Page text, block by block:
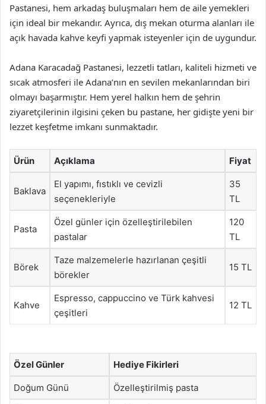
Pastanesi, hem arkadaş buluşmaları hem de aile yemekleri
için ideal bir mekandır. Ayrıca, dış mekan oturma alanları ile
açık havada kahve keyfi yapmak isteyenler için de uygundur.
Adana Karacadağ Pastanesi, lezzetli tatları, kaliteli hizmeti ve
sıcak atmosferi ile Adana’nın en sevilen mekanlarından biri
olmayı başarmıştır. Hem yerel halkın hem de şehrin
ziyaretçilerinin ilgisini çeken bu pastane, her gidişte yeni bir
lezzet keşfetme imkanı sunmaktadır.
Ürün Açıklama Fiyat
Baklava
El yapımı, fıstıklı ve cevizli
seçenekleriyle
35
TL
Pasta
Özel günler için özelleştirilebilen
pastalar
120
TL
Börek
Taze malzemelerle hazırlanan çeşitli
börekler
15 TL
Kahve
Espresso, cappuccino ve Türk kahvesi
çeşitleri
12 TL
Özel Günler Hediye Fikirleri
Doğum Günü Özelleştirilmiş pasta